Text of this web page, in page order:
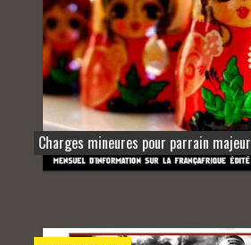
Charges mineures pour parrain majeur